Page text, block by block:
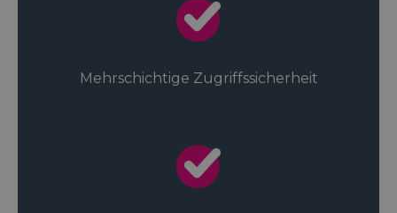
Mehrschichtige Zugriffssicherheit